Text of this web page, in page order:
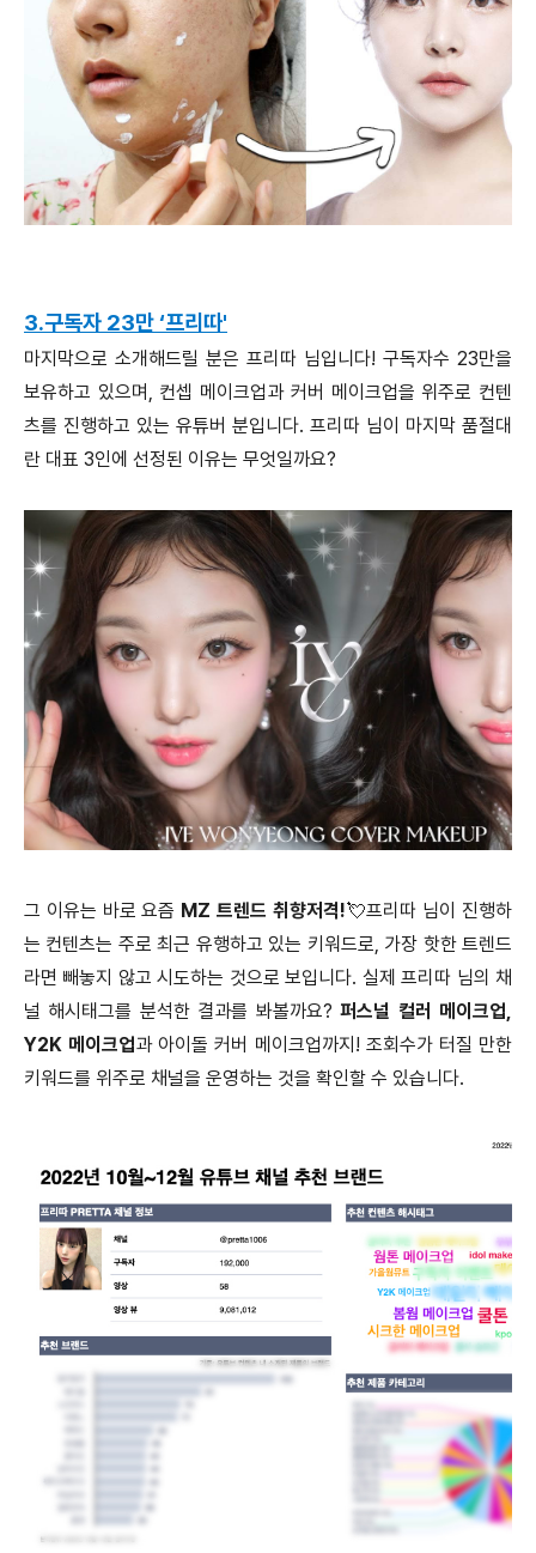
3.구독자 23만 ‘프리따'
마지막으로 소개해드릴 분은 프리따 님입니다! 구독자수 23만을
보유하고 있으며, 컨셉 메이크업과 커버 메이크업을 위주로 컨텐
츠를 진행하고 있는 유튜버 분입니다. 프리따 님이 마지막 품절대
란 대표 3인에 선정된 이유는 무엇일까요?
그 이유는 바로 요즘 MZ 트렌드 취향저격!💘프리따 님이 진행하
는 컨텐츠는 주로 최근 유행하고 있는 키워드로, 가장 핫한 트렌드
라면 빼놓지 않고 시도하는 것으로 보입니다. 실제 프리따 님의 채
널 해시태그를 분석한 결과를 봐볼까요?퍼스널 컬러 메이크업,
Y2K 메이크업과 아이돌 커버 메이크업까지! 조회수가 터질 만한
키워드를 위주로 채널을 운영하는 것을 확인할 수 있습니다.